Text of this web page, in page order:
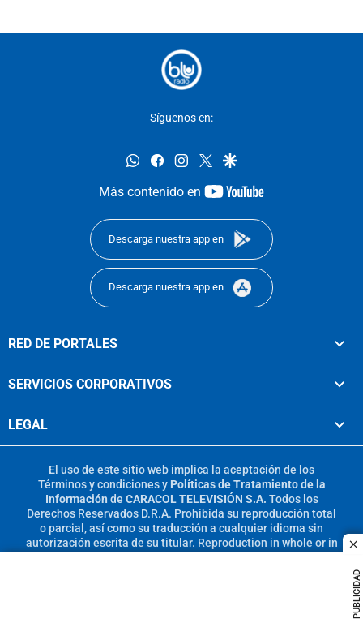
PUBLICIDAD
Síguenos en:
whatsappfacebookinstagram
twittergoogle
Más contenido en
youtube-
Descarga nuestra app en
Descarga nuestra app en
RED DE PORTALES
SERVICIOS CORPORATIVOS
LEGAL
El uso de este sitio web implica la aceptación de los
Términos y condicionesy Políticas de Tratamiento de la
Información de CARACOL TELEVISIÓN S.A. Todos los
Derechos Reservados D.R.A. Prohibida su reproducción total
o parcial, así como su traducción a cualquier idioma sin
autorización escrita de su titular. Reproduction in whole or in